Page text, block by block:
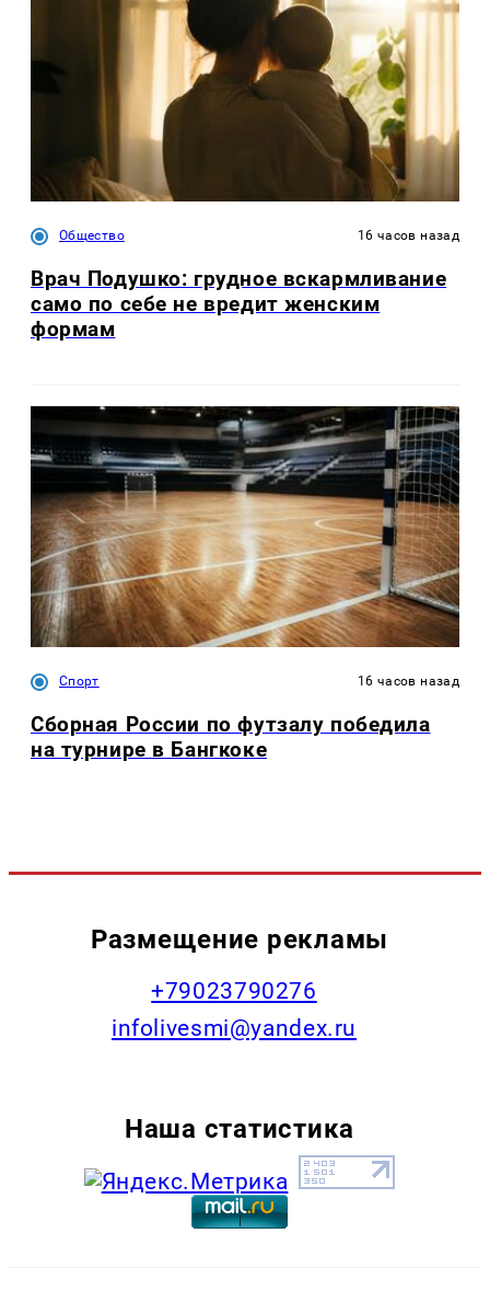
Общество 16 часов назад
Врач Подушко: грудное вскармливание
само по себе не вредит женским
формам
Спорт 16 часов назад
Сборная России по футзалу победила
на турнире в Бангкоке
Размещение рекламы
+79023790276
infolivesmi@yandex.ru
Наша статистика